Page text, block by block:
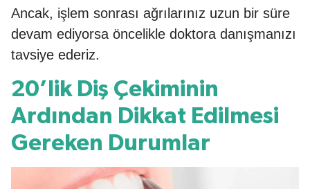
Ancak, işlem sonrası ağrılarınız uzun bir süre
devam ediyorsa öncelikle doktora danışmanızı
tavsiye ederiz.
20’lik Diş Çekiminin
Ardından Dikkat Edilmesi
Gereken Durumlar